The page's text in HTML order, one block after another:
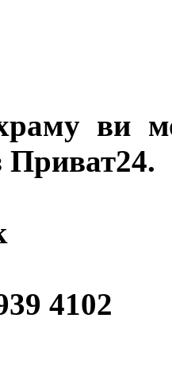
ви
Приват24.
4102